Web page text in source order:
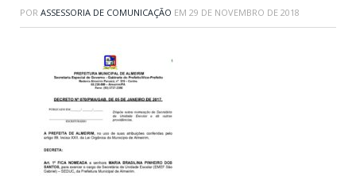
POR ASSESSORIA DE COMUNICAÇÃO EM 29 DE NOVEMBRO DE 2018